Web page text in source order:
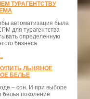
ТУРАГЕНТСТВУ
автоматизация была
для турагентства
определенную
бизнеса
ЛЬНЯНОЕ
БЕЛЬЕ
– сон. И при выборе
белья поколение